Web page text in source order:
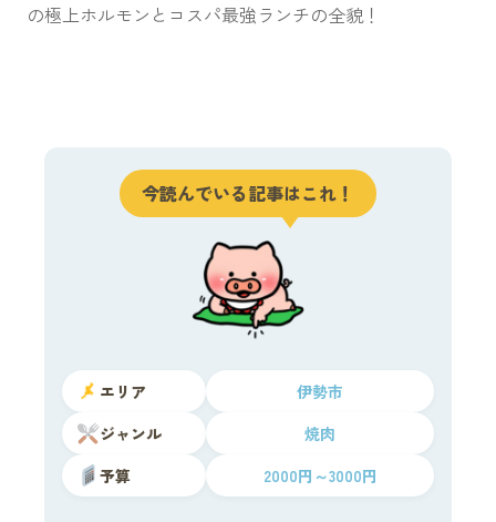
の極上ホルモンとコスパ最強ランチの全貌！
今読んでいる記事はこれ！
エリア
伊勢市
ジャンル
焼肉
予算
2000円～3000円